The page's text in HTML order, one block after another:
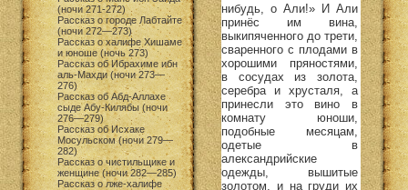
(ночи 271-272)
Рассказ о городе Лабтайте
(ночи 272—273)
Рассказ о халифе Хишаме
и юноше (ночь 273)
Рассказ об Ибрахиме ибн
аль-Махди (ночи 273—
276)
Рассказ об Абд-Аллахе
сыде Абу-Килябы (ночи
276—279)
Рассказ об Исхаке
Мосульском (ночи 279—
282)
Рассказ о чистильщике и
женщине (ночи 282—285)
Рассказ о лже-халифе
нибудь, о Али!» И Али
принёс им вина,
выкипяченного до трети,
сваренного с плодами в
хорошими пряностями,
в сосудах из золота,
серебра и хрусталя, а
принесли это вино в
комнату юноши,
подобные месяцам,
одетые в
александрийские
одежды, вышитые
золотом, и на груди их